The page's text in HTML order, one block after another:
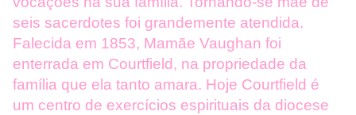
seis sacerdotes foi grandemente atendida.
Falecida em 1853, Mamãe Vaughan foi
enterrada em Courtfield, na propriedade da
família que ela tanto amara. Hoje Courtfield é
um centro de exercícios espirituais da diocese